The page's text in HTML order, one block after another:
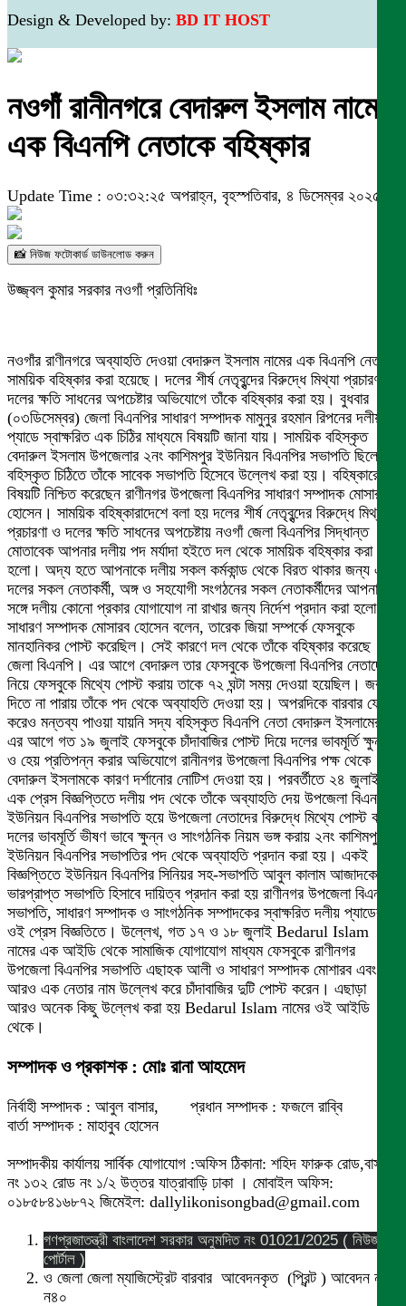
Design & Developed by: BD IT HOST
নওগাঁ রানীনগরে বেদারুল ইসলাম নামে
এক বিএনপি নেতাকে বহিষ্কার
Update Time : ০৩:৩২:২৫ অপরাহ্ন, বৃহস্পতিবার, ৪ ডিসেম্বর ২০২৫
📸 নিউজ ফটোকার্ড ডাউনলোড করুন
উজ্জ্বল কুমার সরকার নওগাঁ প্রতিনিধিঃ
নওগাঁর রাণীনগরে অব্যাহতি দেওয়া বেদারুল ইসলাম নামের এক বিএনপি নেতাকে
সাময়িক বহিষ্কার করা হয়েছে। দলের শীর্ষ নেতৃবৃন্দের বিরুদ্ধে মিথ্যা প্রচারণা ও
দলের ক্ষতি সাধনের অপচেষ্টার অভিযোগে তাঁকে বহিষ্কার করা হয়। বুধবার
(০৩ডিসেম্বর) জেলা বিএনপির সাধারণ সম্পাদক মামুনুর রহমান রিপনের দলীয়
প্যাডে স্বাক্ষরিত এক চিঠির মাধ্যমে বিষয়টি জানা যায়। সাময়িক বহিস্কৃত
বেদারুল ইসলাম উপজেলার ২নং কাশিমপুর ইউনিয়ন বিএনপির সভাপতি ছিলেন।
বহিস্কৃত চিঠিতে তাঁকে সাবেক সভাপতি হিসেবে উল্লেখ করা হয়। বহিষ্কারের
বিষয়টি নিশ্চিত করেছেন রাণীনগর উপজেলা বিএনপির সাধারণ সম্পাদক মোসারব
হোসেন। সাময়িক বহিষ্কারাদেশে বলা হয় দলের শীর্ষ নেতৃবৃন্দের বিরুদ্ধে মিথ্যা
প্রচারণা ও দলের ক্ষতি সাধনের অপচেষ্টায় নওগাঁ জেলা বিএনপির সিদ্ধান্ত
মোতাবেক আপনার দলীয় পদ মর্যাদা হইতে দল থেকে সাময়িক বহিষ্কার করা
হলো। অদ্য হতে আপনাকে দলীয় সকল কর্মকান্ড থেকে বিরত থাকার জন্য এবং
দলের সকল নেতাকর্মী, অঙ্গ ও সহযোগী সংগঠনের সকল নেতাকর্মীদের আপনার
সঙ্গে দলীয় কোনো প্রকার যোগাযোগ না রাখার জন্য নির্দেশ প্রদান করা হলো।
সাধারণ সম্পাদক মোসারব হোসেন বলেন, তারেক জিয়া সম্পর্কে ফেসবুকে
মানহানিকর পোস্ট করেছিল। সেই কারণে দল থেকে তাঁকে বহিষ্কার করেছে
জেলা বিএনপি। এর আগে বেদারুল তার ফেসবুকে উপজেলা বিএনপির নেতাদের
নিয়ে ফেসবুকে মিথ্যে পোস্ট করায় তাকে ৭২ ঘন্টা সময় দেওয়া হয়েছিল। জবাব
দিতে না পারায় তাঁকে পদ থেকে অব্যাহতি দেওয়া হয়। অপরদিকে বারবার ফোন
করেও মন্তব্য পাওয়া যায়নি সদ্য বহিস্কৃত বিএনপি নেতা বেদারুল ইসলামের।
এর আগে গত ১৯ জুলাই ফেসবুকে চাঁদাবাজির পোস্ট দিয়ে দলের ভাবমূর্তি ক্ষুন্ন
ও হেয় প্রতিপন্ন করার অভিযোগে রানীনগর উপজেলা বিএনপির পক্ষ থেকে
বেদারুল ইসলামকে কারণ দর্শানোর নোটিশ দেওয়া হয়। পরবর্তীতে ২৪ জুলাই
এক প্রেস বিজ্ঞপ্তিতে দলীয় পদ থেকে তাঁকে অব্যাহতি দেয় উপজেলা বিএনপি।
ইউনিয়ন বিএনপির সভাপতি হয়ে উপজেলা নেতাদের বিরুদ্ধে মিথ্যে পোস্ট করায়
দলের ভাবমূর্তি ভীষণ ভাবে ক্ষুন্ন ও সাংগঠনিক নিয়ম ভঙ্গ করায় ২নং কাশিমপুর
ইউনিয়ন বিএনপির সভাপতির পদ থেকে অব্যাহতি প্রদান করা হয়। একই
বিজ্ঞপ্তিতে ইউনিয়ন বিএনপির সিনিয়র সহ-সভাপতি আবুল কালাম আজাদকে
ভারপ্রাপ্ত সভাপতি হিসাবে দায়িত্ব প্রদান করা হয় রাণীনগর উপজেলা বিএনপির
সভাপতি, সাধারণ সম্পাদক ও সাংগঠনিক সম্পাদকের স্বাক্ষরিত দলীয় প্যাডের
ওই প্রেস বিজ্ঞতিতে। উল্লেখ, গত ১৭ ও ১৮ জুলাই Bedarul Islam
নামের এক আইডি থেকে সামাজিক যোগাযোগ মাধ্যম ফেসবুকে রাণীনগর
উপজেলা বিএনপির সভাপতি এছাহক আলী ও সাধারণ সম্পাদক মোশারব এবং
আরও এক নেতার নাম উল্লেখ করে চাঁদাবাজির দুটি পোস্ট করেন। এছাড়া
আরও অনেক কিছু উল্লেখ করা হয় Bedarul Islam নামের ওই আইডি
থেকে।
সম্পাদক ও প্রকাশক : মোঃ রানা আহমেদ
নির্বাহী সম্পাদক : আবুল বাসার, প্রধান সম্পাদক : ফজলে রাব্বি
বার্তা সম্পাদক : মাহাবুব হোসেন
সম্পাদকীয় কার্যালয় সার্বিক যোগাযোগ :অফিস ঠিকানা: শহিদ ফারুক রোড,বাসা
নং ১৩২ রোড নং ১/২ উত্তর যাত্রাবাড়ি ঢাকা । মোবাইল অফিস:
০১৮৫৮৪১৬৮৭২ জিমেইল: dallylikonisongbad@gmail.com
গণপ্রজাতন্ত্রী বাংলাদেশ সরকার অনুমদিত নং 01021/2025 ( নিউজ
পোর্টাল )
ও জেলা জেলা ম্যাজিস্ট্রেট বারবার আবেদনকৃত (প্রিন্ট ) আবেদন নং
ন৪০